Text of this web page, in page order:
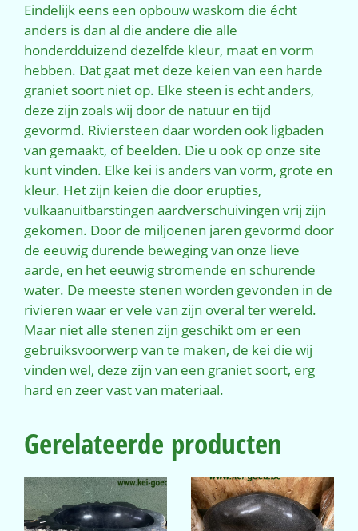
Eindelijk eens een opbouw waskom die écht
anders is dan al die andere die alle
honderdduizend dezelfde kleur, maat en vorm
hebben. Dat gaat met deze keien van een harde
graniet soort niet op. Elke steen is echt anders,
deze zijn zoals wij door de natuur en tijd
gevormd. Riviersteen daar worden ook ligbaden
van gemaakt, of beelden. Die u ook op onze site
kunt vinden. Elke kei is anders van vorm, grote en
kleur. Het zijn keien die door erupties,
vulkaanuitbarstingen aardverschuivingen vrij zijn
gekomen. Door de miljoenen jaren gevormd door
de eeuwig durende beweging van onze lieve
aarde, en het eeuwig stromende en schurende
water. De meeste stenen worden gevonden in de
rivieren waar er vele van zijn overal ter wereld.
Maar niet alle stenen zijn geschikt om er een
gebruiksvoorwerp van te maken, de kei die wij
vinden wel, deze zijn van een graniet soort, erg
hard en zeer vast van materiaal.
Gerelateerde producten